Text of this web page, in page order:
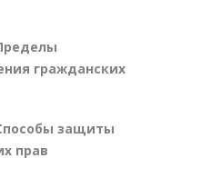
гражданских
защиты
прав